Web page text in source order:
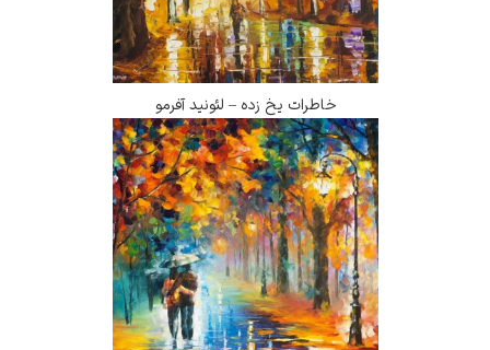
خاطرات یخ زده – لئونید آفرمو